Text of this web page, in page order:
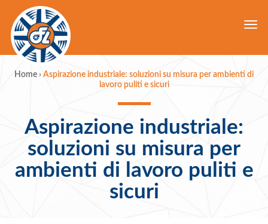
Home › Aspirazione industriale: soluzioni su misura per ambienti di
lavoro puliti e sicuri
Aspirazione industriale:
soluzioni su misura per
ambienti di lavoro puliti e
sicuri